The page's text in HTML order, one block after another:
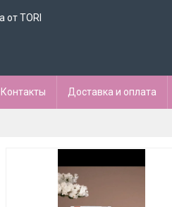
от TORI
Контакты Доставка и оплата